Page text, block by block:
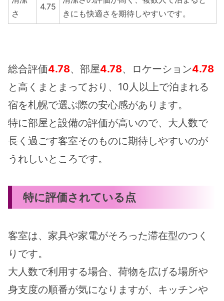
さ
4.75
きにも快適さを期待しやすいです。
総合評価4.78、部屋4.78、ロケーション4.78
と高くまとまっており、10人以上で泊まれる
宿を札幌で選ぶ際の安心感があります。
特に部屋と設備の評価が高いので、大人数で
長く過ごす客室そのものに期待しやすいのが
うれしいところです。
特に評価されている点
客室は、家具や家電がそろった滞在型のつく
りです。
大人数で利用する場合、荷物を広げる場所や
身支度の順番が気になりますが、キッチンや